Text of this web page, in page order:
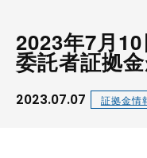
2023年7月
委託者証拠
2023.07.07 証拠金情